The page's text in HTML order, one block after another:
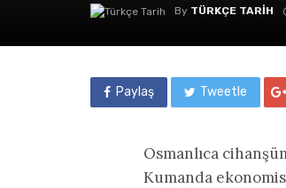
By TÜRKÇE TARIH
Paylaş Tweetle
Osmanlıca
Kumanda